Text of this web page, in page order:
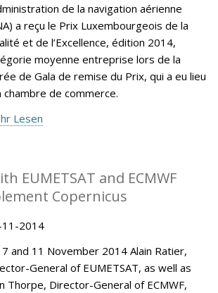
de la navigation aérienne
a reçu le Prix Luxembourgeois de la
et de l’Excellence, édition 2014,
moyenne entreprise lors de la
de Gala de remise du Prix, qui a eu lieu
chambre de commerce.
Lesen
EUMETSAT and ECMWF
Copernicus
2014
7 and 11 November 2014 Alain Ratier,
General of EUMETSAT, as well as
Thorpe, Director-General of ECMWF,